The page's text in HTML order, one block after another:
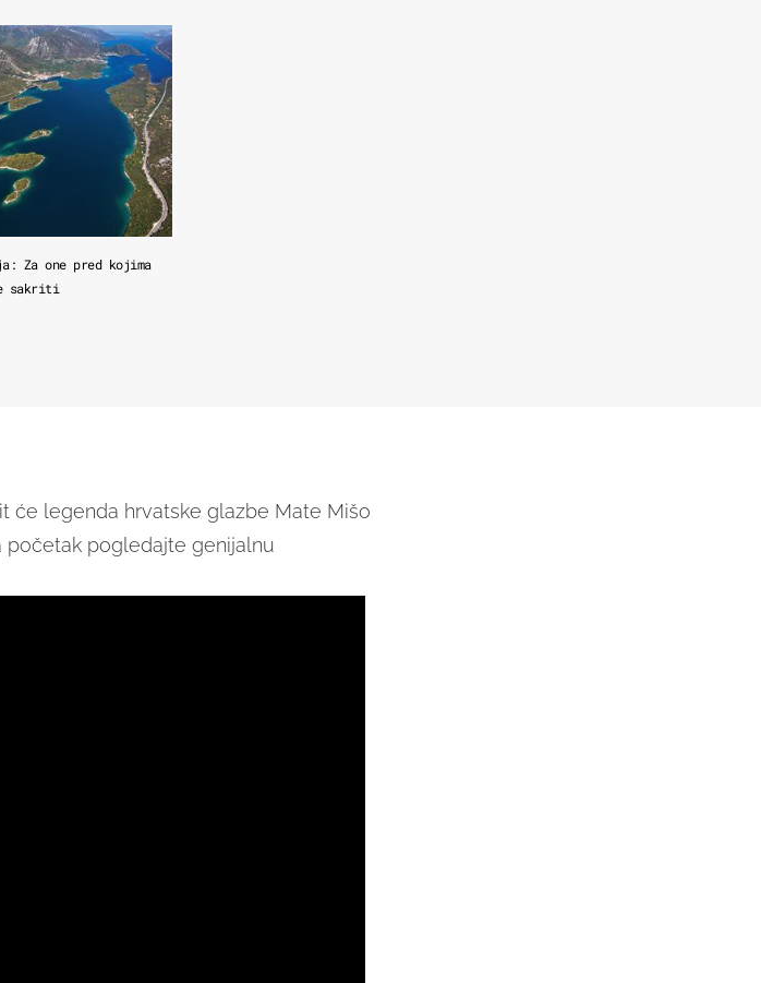
Za one pred kojima
sakriti
će legenda hrvatske glazbe Mate Mišo
početak pogledajte genijalnu